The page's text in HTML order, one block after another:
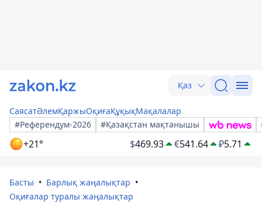
Қаз
СаясатӘлемҚаржыОқиғаҚұқықМақалалар
#Референдум-2026
#Қазақстан мақтанышы
+21° $469.93 €541.64 ₽5.71
Басты
Барлық жаңалықтар
Оқиғалар туралы жаңалықтар